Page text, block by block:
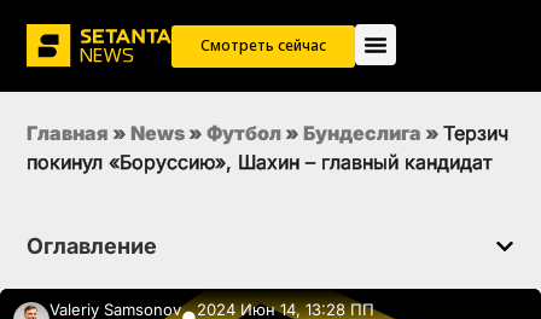
Смотреть сейчас
Главная » News » Футбол » Бундеслига » Терзич
покинул «Боруссию», Шахин – главный кандидат
Оглавление
Valeriy Samsonov 2024 Июн 14, 13:28 ПП